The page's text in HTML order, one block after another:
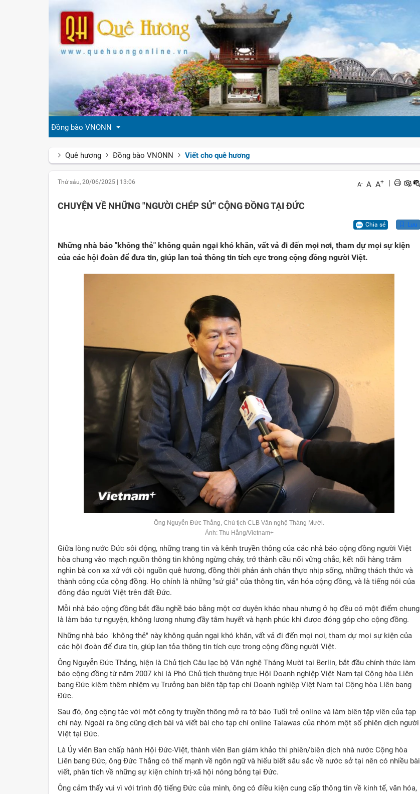
Đồng bào VNONN
Trang văn học nghệ thuật
Quê hương Đồng bào VNONN Viết cho quê hương
Thứ sáu, 20/06/2025 13:06 A- A A+
CHUYỆN VỀ NHỮNG "NGƯỜI CHÉP SỬ" CỘNG ĐỒNG TẠI ĐỨC
Chia sẻ Lưu
Những nhà báo "không thẻ" không quản ngại khó khăn, vất vả đi đến mọi nơi, tham dự mọi sự kiện
của các hội đoàn để đưa tin, giúp lan toả thông tin tích cực trong cộng đồng người Việt.
Ông Nguyễn Đức Thắng, Chủ tịch CLB Văn nghệ Tháng Mười.
Ảnh: Thu Hằng/Vietnam+
Giữa lòng nước Đức sôi động, những trang tin và kênh truyền thông của các nhà báo cộng đồng người Việt
hòa chung vào mạch nguồn thông tin không ngừng chảy, trở thành cầu nối vững chắc, kết nối hàng trăm
nghìn bà con xa xứ với cội nguồn quê hương, đồng thời phản ánh chân thực nhịp sống, những thách thức và
thành công của cộng đồng. Họ chính là những "sứ giả" của thông tin, văn hóa cộng đồng, và là tiếng nói của
đông đảo người Việt trên đất Đức.
Mỗi nhà báo cộng đồng bắt đầu nghề báo bằng một cơ duyên khác nhau nhưng ở họ đều có một điểm chung
là làm báo tự nguyện, không lương nhưng đầy tâm huyết và hạnh phúc khi được đóng góp cho cộng đồng.
Những nhà báo "không thẻ" này không quản ngại khó khăn, vất vả đi đến mọi nơi, tham dự mọi sự kiện của
các hội đoàn để đưa tin, giúp lan tỏa thông tin tích cực trong cộng đồng người Việt.
Ông Nguyễn Đức Thắng, hiện là Chủ tịch Câu lạc bộ Văn nghệ Tháng Mười tại Berlin, bắt đầu chính thức làm
báo cộng đồng từ năm 2007 khi là Phó Chủ tịch thường trực Hội Doanh nghiệp Việt Nam tại Cộng hòa Liên
bang Đức kiêm thêm nhiệm vụ Trưởng ban biên tập tạp chí Doanh nghiệp Việt Nam tại Cộng hòa Liên bang
Đức.
Sau đó, ông cộng tác với một công ty truyền thông mở ra tờ báo Tuổi trẻ online và làm biên tập viên của tạp
chí này. Ngoài ra ông cũng dịch bài và viết bài cho tạp chí online Talawas của nhóm một số phiên dịch người
Việt tại Đức.
Là Ủy viên Ban chấp hành Hội Đức-Việt, thành viên Ban giám khảo thi phiên/biên dịch nhà nước Cộng hòa
Liên bang Đức, ông Đức Thắng có thế mạnh về ngôn ngữ và hiểu biết sâu sắc về nước sở tại nên có nhiều bài
viết, phân tích về những sự kiện chính trị-xã hội nóng bỏng tại Đức.
Ông cảm thấy vui vì với trình độ tiếng Đức của mình, ông có điều kiện cung cấp thông tin về kinh tế, văn hóa,